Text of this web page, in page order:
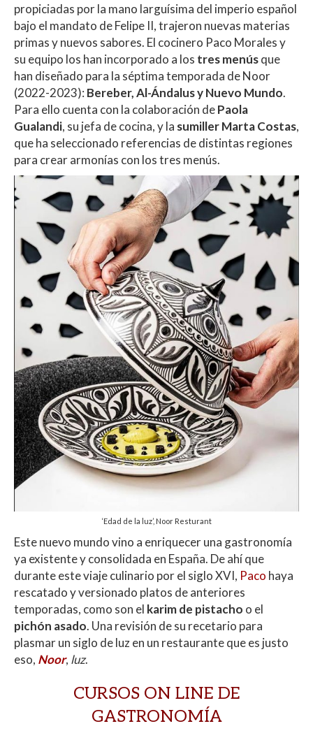
propiciadas por la mano larguísima del imperio español
bajo el mandato de Felipe II, trajeron nuevas materias
primas y nuevos sabores. El cocinero Paco Morales y
su equipo los han incorporado a los tres menúsque
han diseñado para la séptima temporada de Noor
(2022-2023): Bereber, Al-Ándalus y Nuevo Mundo.
Para ello cuenta con la colaboración dePaola
Gualandi, su jefa de cocina, y la sumiller Marta Costas,
que ha seleccionado referencias de distintas regiones
para crear armonías con los tres menús.
‘Edad de la luz’, Noor Resturant
Este nuevo mundo vino a enriquecer una gastronomía
ya existente y consolidada en España. De ahí que
durante este viaje culinario por el siglo XVI, Paco haya
rescatado y versionado platos de anteriores
temporadas, como son el karim de pistacho o el
pichón asado. Una revisión de su recetario para
plasmar un siglo de luz en un restaurante que es justo
eso, Noor, luz.
CURSOS ON LINE DE
GASTRONOMÍA